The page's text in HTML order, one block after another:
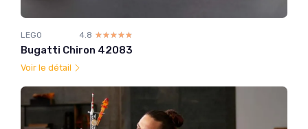
LEGO 4.8 ☆☆☆☆☆
★★★★★
Bugatti Chiron 42083
Voir le détail